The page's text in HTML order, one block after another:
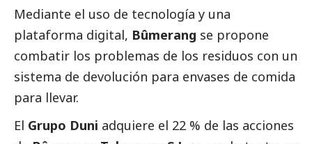
Mediante el uso de tecnología y una
plataforma digital, Bûmerang se propone
combatir los problemas de los residuos con un
sistema de devolución para envases de comida
para llevar.
El Grupo Duni adquiere el 22 % de las acciones